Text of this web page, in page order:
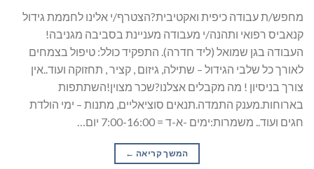
מחפש/ת עבודה כיפית ואקטיבית?הצטרף/י אלינו לחממת גידול
קנאביס רפואי ותהנה/י מעבודה מעניינת בסביבה מגניבה!
העבודה בגן שמואל (ליד חדרה). התפקיד כולל: טיפול בצמחים
לאורך כל שלבי הגידול – שתילה, גיזום , קציר , תחזוקה ועוד..אין
צורך בניסיון ! מה מקבלים אצלנו?שכר מצוין!השתתפות
בארוחות.מענק התמדה.תנאים סוציאליים, מתנות – ימי הולדת
חגים ועוד.. משמרות:ימים -א-ד = 7:00-16:00 יום…
המשך קריאה →